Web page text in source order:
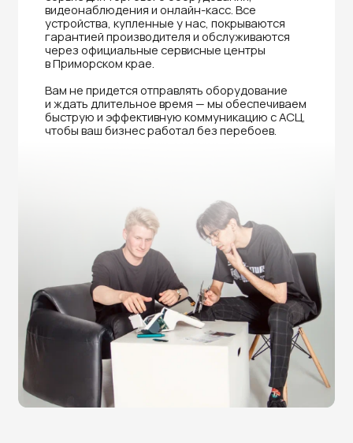
Нужна помощь в выборе?
Оставьте заявку на бесплатную